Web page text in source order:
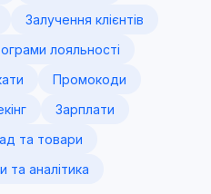
Залучення клієнтів
лояльності
Промокоди
Зарплати
та товари
та аналітика